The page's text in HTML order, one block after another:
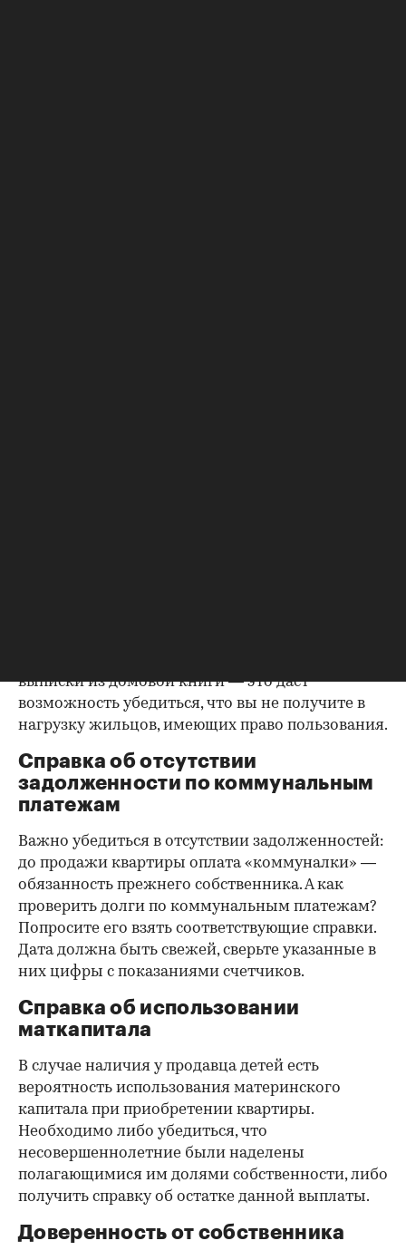
выписки из домовой книги — это даст
возможность убедиться, что вы не получите в
нагрузку жильцов, имеющих право пользования.
Справка об отсутствии
задолженности по коммунальным
платежам
Важно убедиться в отсутствии задолженностей:
до продажи квартиры оплата «коммуналки» —
обязанность прежнего собственника. А как
проверить долги по коммунальным платежам?
Попросите его взять соответствующие справки.
Дата должна быть свежей, сверьте указанные в
них цифры с показаниями счетчиков.
Справка об использовании
маткапитала
В случае наличия у продавца детей есть
вероятность использования материнского
капитала при приобретении квартиры.
Необходимо либо убедиться, что
несовершеннолетние были наделены
полагающимися им долями собственности, либо
получить справку об остатке данной выплаты.
Доверенность от собственника